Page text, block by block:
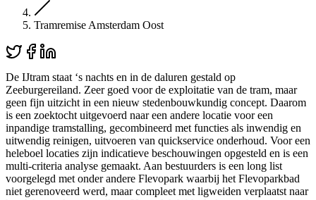
Tramremise Amsterdam Oost
De IJtram staat ‘s nachts en in de daluren gestald op
Zeeburgereiland. Zeer goed voor de exploitatie van de tram, maar
geen fijn uitzicht in een nieuw stedenbouwkundig concept. Daarom
is een zoektocht uitgevoerd naar een andere locatie voor een
inpandige tramstalling, gecombineerd met functies als inwendig en
uitwendig reinigen, uitvoeren van quickservice onderhoud. Voor een
heleboel locaties zijn indicatieve beschouwingen opgesteld en is een
multi-criteria analyse gemaakt. Aan bestuurders is een long list
voorgelegd met onder andere Flevopark waarbij het Flevoparkbad
niet gerenoveerd werd, maar compleet met ligweiden verplaatst naar